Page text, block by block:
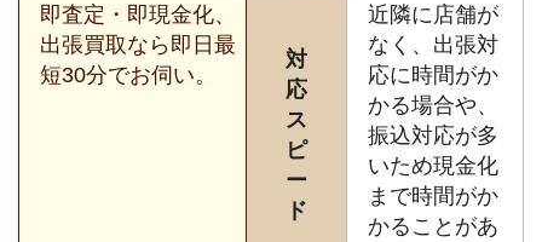
即査定・即現金化、
出張買取なら即日最
短30分でお伺い。
対
応
ス
ピ
ー
ド
近隣に店舗が
なく、出張対
応に時間がか
かる場合や、
振込対応が多
いため現金化
まで時間がか
かることがあ